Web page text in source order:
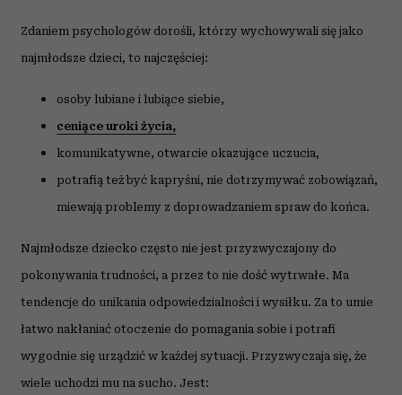
Zdaniem psychologów dorośli, którzy wychowywali się jako
najmłodsze dzieci, to najczęściej:
osoby lubiane i lubiące siebie,
ceniące uroki życia,
komunikatywne, otwarcie okazujące uczucia,
potrafią też być kapryśni, nie dotrzymywać zobowiązań,
miewają problemy z doprowadzaniem spraw do końca.
Najmłodsze dziecko często nie jest przyzwyczajony do
pokonywania trudności, a przez to nie dość wytrwałe. Ma
tendencje do unikania odpowiedzialności i wysiłku. Za to umie
łatwo nakłaniać otoczenie do pomagania sobie i potrafi
wygodnie się urządzić w każdej sytuacji. Przyzwyczaja się, że
wiele uchodzi mu na sucho. Jest: